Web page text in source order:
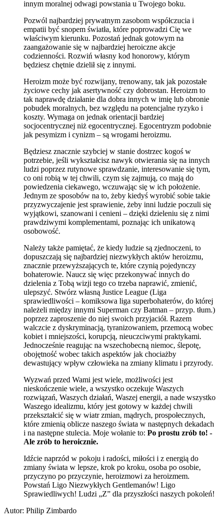
innym moralnej odwagi powstania u Twojego boku.
Pozwól najbardziej prywatnym zasobom współczucia i
empatii być snopem światła, które poprowadzi Cię we
właściwym kierunku. Pozostań jednak gotowym na
zaangażowanie się w najbardziej heroiczne akcje
codzienności. Rozwiń własny kod honorowy, którym
będziesz chętnie dzielił się z innymi.
Heroizm może być rozwijany, trenowany, tak jak pozostałe
życiowe cechy jak asertywność czy dobrostan. Heroizm to
tak naprawdę działanie dla dobra innych w imię lub obronie
pobudek moralnych, bez względu na potencjalne ryzyko i
koszty. Wymaga on jednak orientacji bardziej
socjocentrycznej niż egocentrycznej. Egocentryzm podobnie
jak pesymizm i cynizm – są wrogami heroizmu.
Będziesz znacznie szybciej w stanie dostrzec kogoś w
potrzebie, jeśli wykształcisz nawyk otwierania się na innych
ludzi poprzez rutynowe sprawdzanie, interesowanie się tym,
co oni robią w tej chwili, czym się zajmują, co mają do
powiedzenia ciekawego, wczuwając się w ich położenie.
Jednym ze sposobów na to, żeby kiedyś wyrobić sobie takie
przyzwyczajenie jest sprawienie, żeby inni ludzie poczuli się
wyjątkowi, szanowani i cenieni – dzięki dzieleniu się z nimi
prawdziwymi komplementami, poznając ich unikatową
osobowość.
Należy także pamiętać, że kiedy ludzie są zjednoczeni, to
dopuszczają się najbardziej niezwykłych aktów heroizmu,
znacznie przewyższających te, które czynią pojedynczy
bohaterowie. Naucz się więc przekonywać innych do
dzielenia z Tobą wizji tego co trzeba naprawić, zmienić,
ulepszyć. Stwórz własną Justice League (Liga
sprawiedliwości – komiksowa liga superbohaterów, do której
należeli między innymi Superman czy Batman – przyp. tłum.)
poprzez zaproszenie do niej swoich przyjaciół. Razem
walczcie z dyskryminacją, tyranizowaniem, przemocą wobec
kobiet i mniejszości, korupcją, nieuczciwymi praktykami.
Jednocześnie reagując na wszechobecną niemoc, ślepotę,
obojętność wobec takich aspektów jak chociażby
dewastujący wpływ człowieka na zmiany klimatu i przyrody.
Wyzwań przed Wami jest wiele, możliwości jest
nieskończenie wiele, a wszystko oczekuje Waszych
rozwiązań, Waszych działań, Waszej energii, a nade wszystko
Waszego idealizmu, który jest gotowy w każdej chwili
przekształcić się w wiatr zmian, mądrych, prospołecznych,
które zmienią oblicze naszego świata w następnych dekadach
i na następne stulecia. Moje wołanie to: Po prostu zrób to! -
Ale zrób to heroicznie.
Idźcie naprzód w pokoju i radości, miłości i z energią do
zmiany świata w lepsze, krok po kroku, osoba po osobie,
przyczyno po przyczynie, heroizmowi za heroizmem.
Powstań Ligo Niezwykłych Gentlemanów! Ligo
Sprawiedliwych! Ludzi „Z” dla przyszłości naszych pokoleń!
Autor: Philip Zimbardo